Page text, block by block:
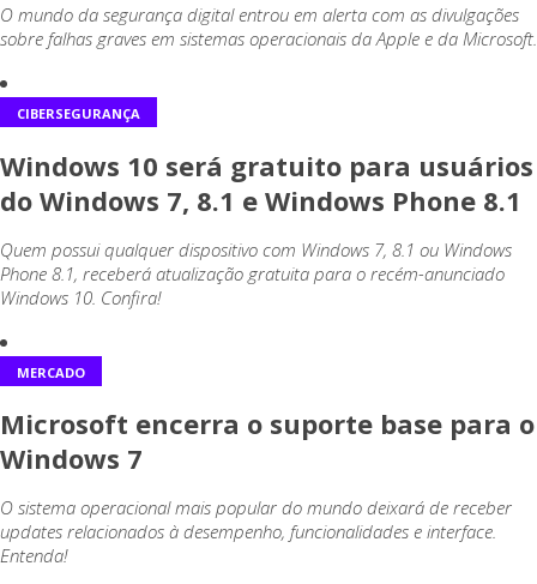
O mundo da segurança digital entrou em alerta com as divulgações
sobre falhas graves em sistemas operacionais da Apple e da Microsoft.
CIBERSEGURANÇA
Windows 10 será gratuito para usuários
do Windows 7, 8.1 e Windows Phone 8.1
Quem possui qualquer dispositivo com Windows 7, 8.1 ou Windows
Phone 8.1, receberá atualização gratuita para o recém-anunciado
Windows 10. Confira!
MERCADO
Microsoft encerra o suporte base para o
Windows 7
O sistema operacional mais popular do mundo deixará de receber
updates relacionados à desempenho, funcionalidades e interface.
Entenda!